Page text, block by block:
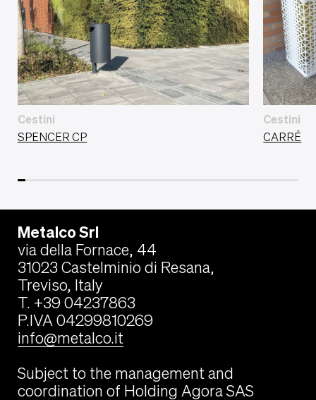
Cestini
SPENCER CP
Cestini
CARRÉ
Metalco Srl
via della Fornace, 44
31023 Castelminio di Resana,
Treviso, Italy
T. +39 04237863
P.IVA 04299810269
info@metalco.it
Subject to the management and
coordination of Holding Agora SAS